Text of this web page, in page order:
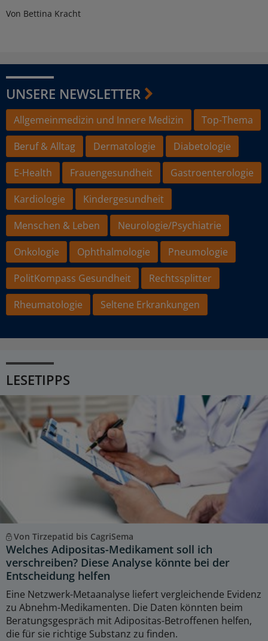
Von Bettina Kracht
UNSERE NEWSLETTER
Allgemeinmedizin und Innere Medizin
Top-Thema
Beruf & Alltag
Dermatologie
Diabetologie
E-Health
Frauengesundheit
Gastroenterologie
Kardiologie
Kindergesundheit
Menschen & Leben
Neurologie/Psychiatrie
Onkologie
Ophthalmologie
Pneumologie
PolitKompass Gesundheit
Rechtssplitter
Rheumatologie
Seltene Erkrankungen
LESETIPPS
Von Tirzepatid bis CagriSema
Welches Adipositas-Medikament soll ich
verschreiben? Diese Analyse könnte bei der
Entscheidung helfen
Eine Netzwerk-Metaanalyse liefert vergleichende Evidenz
zu Abnehm-Medikamenten. Die Daten könnten beim
Beratungsgespräch mit Adipositas-Betroffenen helfen,
die für sie richtige Substanz zu finden.